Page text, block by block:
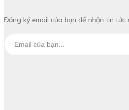
Đăng ký email của bạn để nhận tin tức